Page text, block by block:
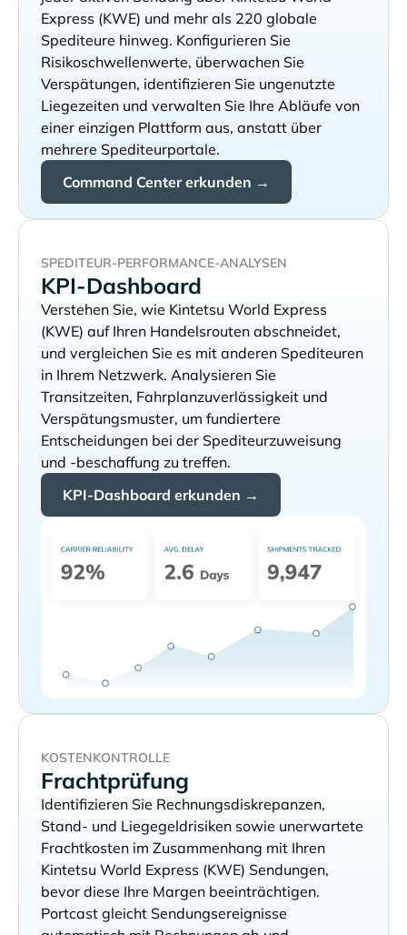
und mehr als 220 globale
Spediteure hinweg. Konfigurieren Sie
Risikoschwellenwerte, überwachen Sie
Verspätungen, identifizieren Sie ungenutzte
Liegezeiten und verwalten Sie Ihre Abläufe von
einer einzigen Plattform aus, anstatt über
mehrere Spediteurportale.
Command Center erkunden →
SPEDITEUR-PERFORMANCE-ANALYSEN
KPI-Dashboard
Verstehen Sie, wie
auf Ihren Handelsrouten abschneidet,
und vergleichen Sie es mit anderen Spediteuren
in Ihrem Netzwerk. Analysieren Sie
Transitzeiten, Fahrplanzuverlässigkeit und
Verspätungsmuster, um fundiertere
Entscheidungen bei der Spediteurzuweisung
und -beschaffung zu treffen.
KPI-Dashboard erkunden →
KOSTENKONTROLLE
Frachtprüfung
Identifizieren Sie Rechnungsdiskrepanzen,
Stand- und Liegegeldrisiken sowie unerwartete
Frachtkosten im Zusammenhang mit Ihren
Sendungen,
bevor diese Ihre Margen beeinträchtigen.
Portcast gleicht Sendungsereignisse